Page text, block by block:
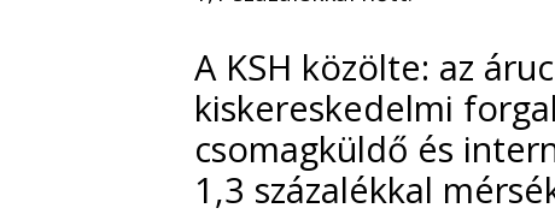
A KSH közölte: az
kiskereskedelmi
csomagküldő és
1,3 százalékkal